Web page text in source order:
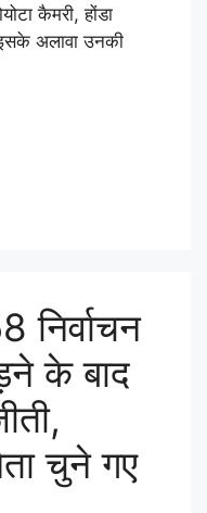
कैमरी, होंडा
अलावा उनकी
निर्वाचन
के बाद
चुने गए